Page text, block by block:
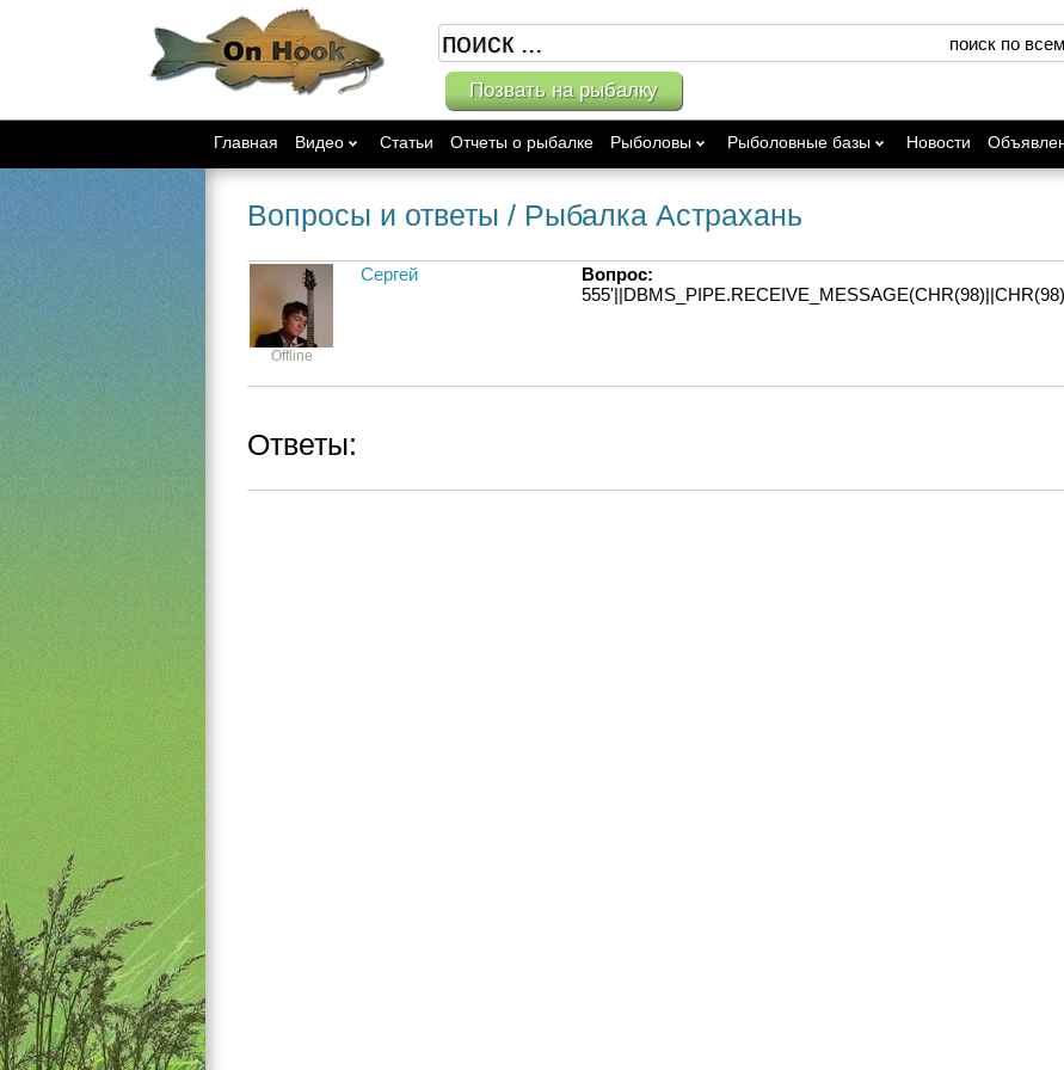
Позвать на рыбалку
поиск по
Главная Видео Статьи Отчеты о рыбалке Рыболовы Рыболовные базы Новости
Вопросы и ответы / Рыбалка Астрахань
Offline
Сергей
Вопрос:
Ответы: